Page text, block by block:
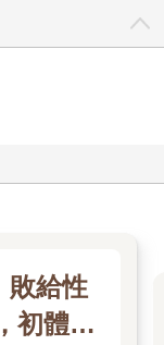
敗給性
初體驗